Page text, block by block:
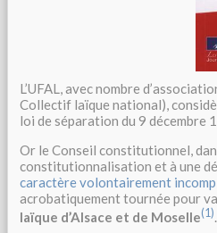
L’UFAL, avec nombre
Collectif laïque national),
loi de séparation du 9 décembre
Or le Conseil constitutionnel,
constitutionnalisation et à une
caractère volontairement
acrobatiquement tournée pour
laïque d’Alsace et de Moselle(1).